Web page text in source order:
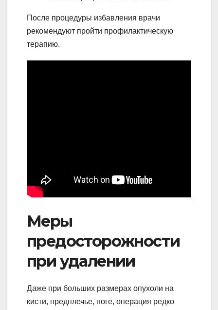
После процедуры избавления врачи
рекомендуют пройти профилактическую
терапию.
Меры
предосторожности
при удалении
Даже при больших размерах опухоли на
кисти, предплечье, ноге, операция редко